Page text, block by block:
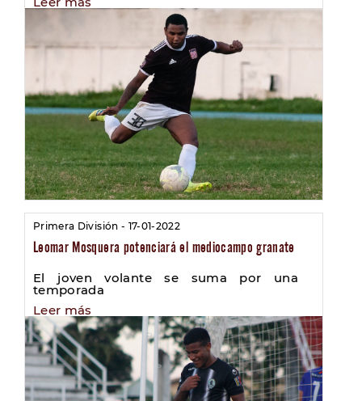
Primera División - 17-01-2022
Leomar Mosquera potenciará el mediocampo granate
El joven volante se suma por una
temporada
Leer más